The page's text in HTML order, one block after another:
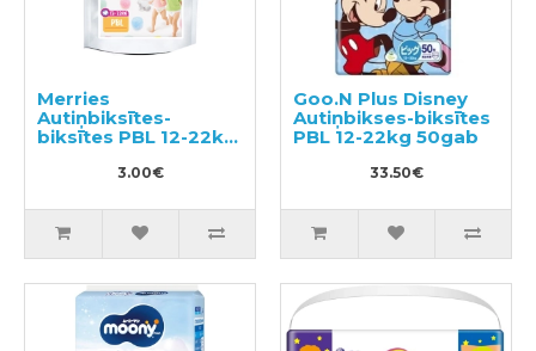
Merries
Autiņbiksītes-
biksītes PBL 12-22kg
3.00€
Goo.N Plus Disney
Autiņbikses-biksītes
PBL 12-22kg 50gab
33.50€